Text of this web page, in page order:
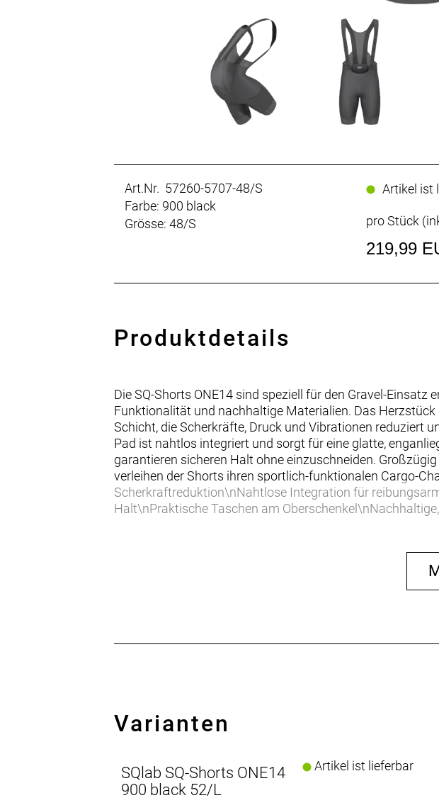
Art.Nr. 57260-5707-48/S
Farbe: 900 black
Grösse: 48/S
Artikel ist
pro Stück
219,99
Produktdetails
Die SQ-Shorts ONE14 sind speziell für den Gravel-
Funktionalität und nachhaltige Materialien. Das Herzstück
Schicht, die Scherkräfte, Druck und Vibrationen reduziert
Pad ist nahtlos integriert und sorgt für eine glatte,
garantieren sicheren Halt ohne einzuschneiden.
verleihen der Shorts ihren sportlich-funktionalen Cargo-
Scherkraftreduktion\nNahtlose Integration für
Halt\nPraktische Taschen am
Varianten
SQlab SQ-Shorts ONE14
900 black 52/L
Artikel ist lieferbar